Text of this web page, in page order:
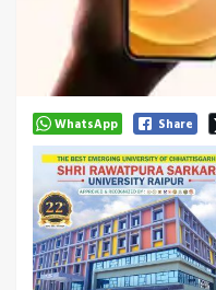
WhatsApp Share